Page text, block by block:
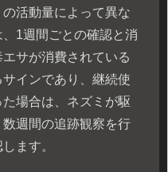
活動量によって異な
1週間ごとの確認と消
サが消費されている
インであり、継続使
場合は、ネズミが駆
週間の追跡観察を行
ます。